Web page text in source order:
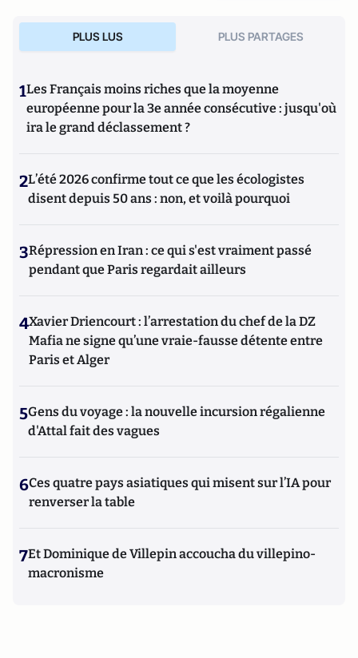
PLUS LUS PLUS PARTAGES
1Les Français moins riches que la moyenne
européenne pour la 3e année consécutive : jusqu'où
ira le grand déclassement ?
2L’été 2026 confirme tout ce que les écologistes
disent depuis 50 ans : non, et voilà pourquoi
3Répression en Iran : ce qui s'est vraiment passé
pendant que Paris regardait ailleurs
4Xavier Driencourt : l’arrestation du chef de la DZ
Mafia ne signe qu’une vraie-fausse détente entre
Paris et Alger
5Gens du voyage : la nouvelle incursion régalienne
d'Attal fait des vagues
6Ces quatre pays asiatiques qui misent sur l’IA pour
renverser la table
7Et Dominique de Villepin accoucha du villepino-
macronisme